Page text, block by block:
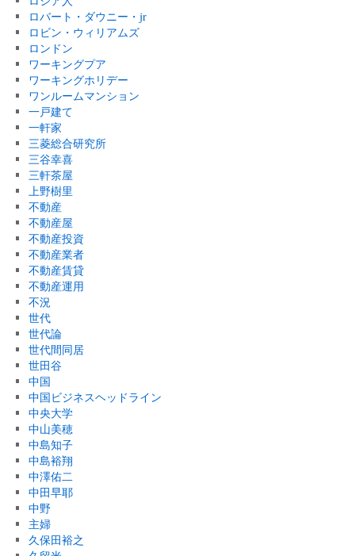
ロバート・ダウニー・jr
ロビン・ウィリアムズ
ロンドン
ワーキングプア
ワーキングホリデー
ワンルームマンション
一戸建て
一軒家
三菱総合研究所
三谷幸喜
三軒茶屋
上野樹里
不動産
不動産屋
不動産投資
不動産業者
不動産賃貸
不動産運用
不況
世代
世代論
世代間同居
世田谷
中国
中国ビジネスヘッドライン
中央大学
中山美穂
中島知子
中島裕翔
中澤佑二
中田早耶
中野
主婦
久保田裕之